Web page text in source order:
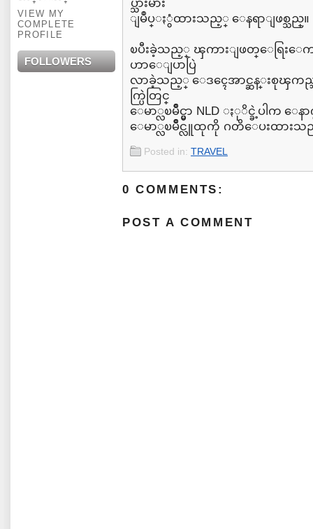
VIEW MY
COMPLETE
PROFILE
FOLLOWERS
ပ္သားမ်ား
ျမဳပ္ႏွံထားသည့္ ေနရာျဖစ္သည္။
ၿပီးခဲ့သည့္ ၾကားျဖတ္ေရြးေက
ဟာေျပာပြဲ
လာခဲ့သည့္ ေဒၚေအာင္ဆန္းစုၾက
က္ပြဲတြင္
ေမာ္လၿမိဳင္မွာ NLD ႏုိင္ခဲ့ပါက ေနာက္
ေမာ္လၿမိဳင္လူထုကို ဂတိေပးထားသ
Posted in: TRAVEL
0 COMMENTS:
POST A COMMENT